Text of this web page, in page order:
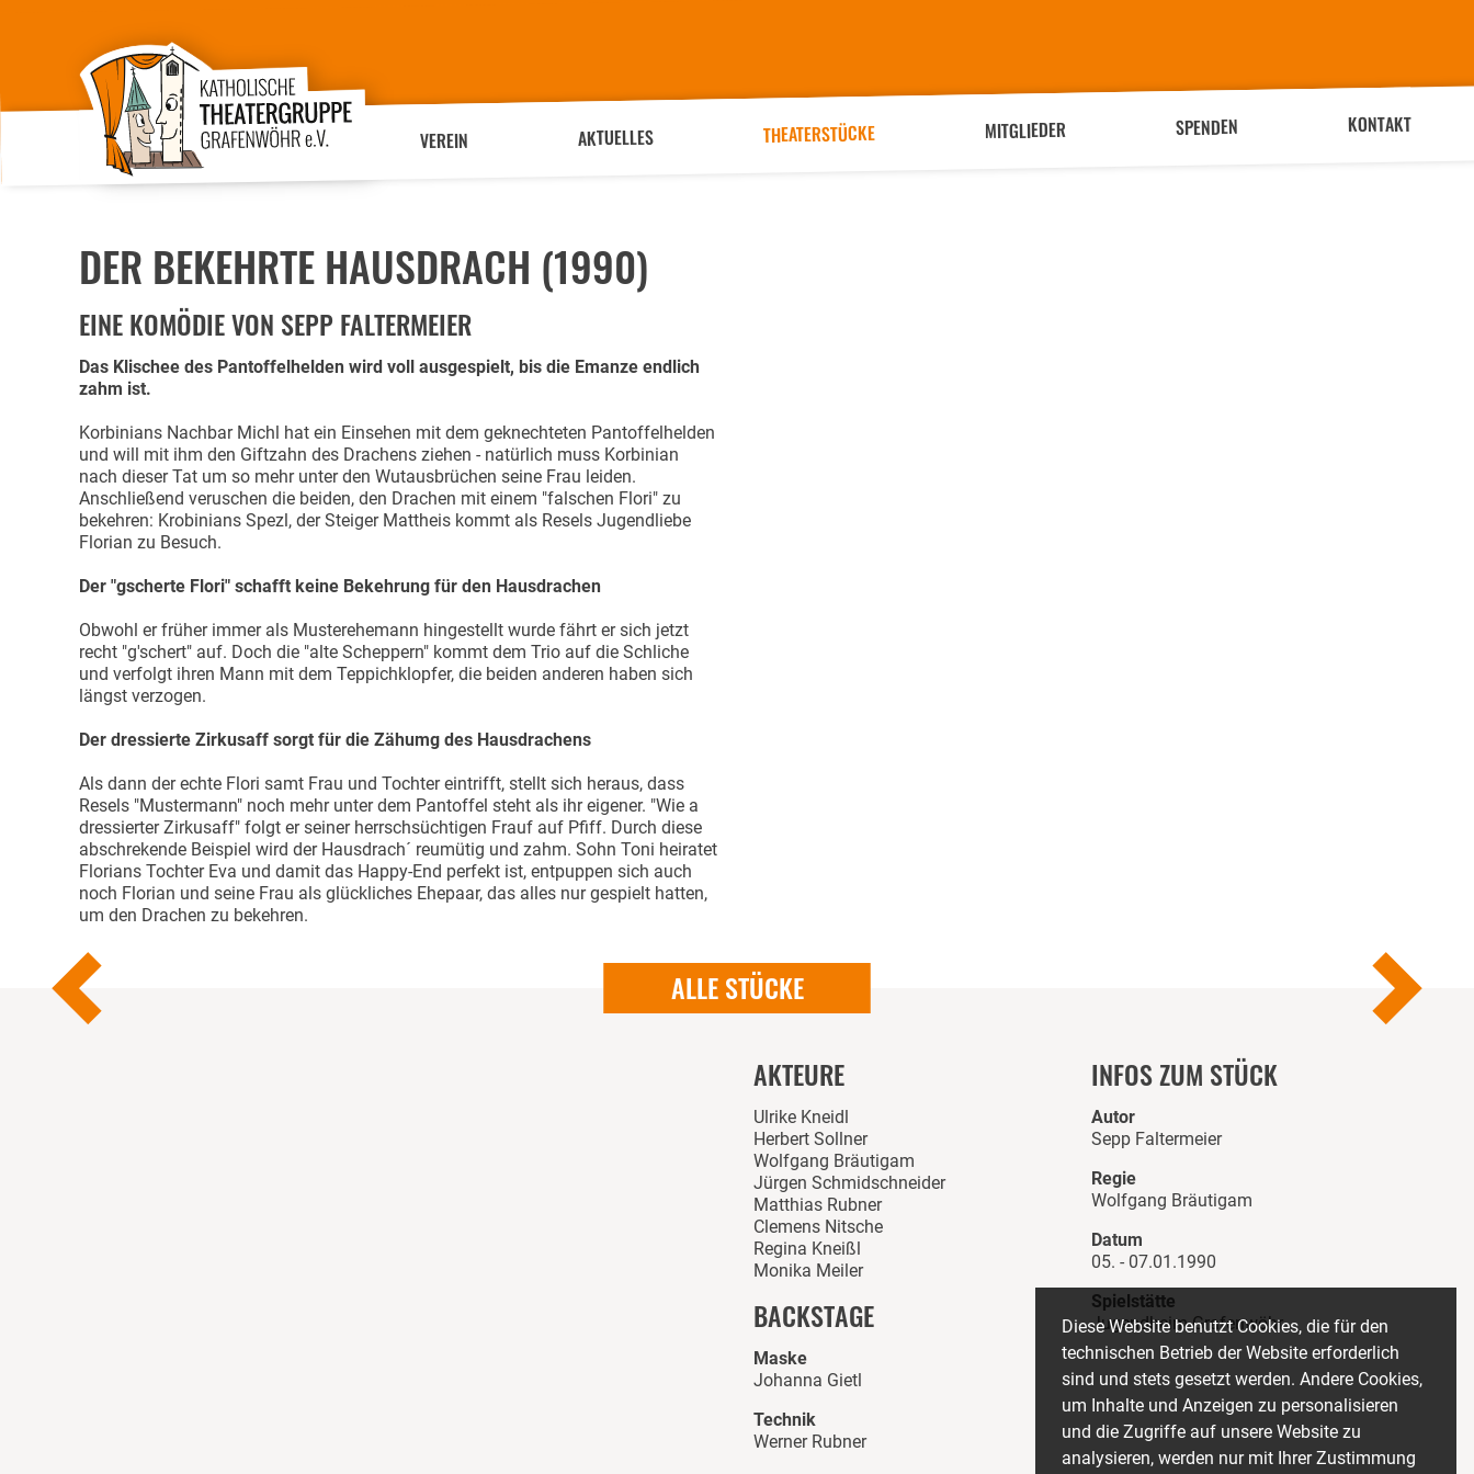
VEREIN AKTUELLES THEATERSTÜCKE MITGLIEDER SPENDEN KONTAKT
DER BEKEHRTE HAUSDRACH (1990)
EINE KOMÖDIE VON SEPP FALTERMEIER
Das Klischee des Pantoffelhelden wird voll ausgespielt, bis die Emanze endlich
zahm ist.
Korbinians Nachbar Michl hat ein Einsehen mit dem geknechteten Pantoffelhelden
und will mit ihm den Giftzahn des Drachens ziehen - natürlich muss Korbinian
nach dieser Tat um so mehr unter den Wutausbrüchen seine Frau leiden.
Anschließend veruschen die beiden, den Drachen mit einem "falschen Flori" zu
bekehren: Krobinians Spezl, der Steiger Mattheis kommt als Resels Jugendliebe
Florian zu Besuch.
Der "gscherte Flori" schafft keine Bekehrung für den Hausdrachen
Obwohl er früher immer als Musterehemann hingestellt wurde fährt er sich jetzt
recht "g'schert" auf. Doch die "alte Scheppern" kommt dem Trio auf die Schliche
und verfolgt ihren Mann mit dem Teppichklopfer, die beiden anderen haben sich
längst verzogen.
Der dressierte Zirkusaff sorgt für die Zähumg des Hausdrachens
Als dann der echte Flori samt Frau und Tochter eintrifft, stellt sich heraus, dass
Resels "Mustermann" noch mehr unter dem Pantoffel steht als ihr eigener. "Wie a
dressierter Zirkusaff" folgt er seiner herrschsüchtigen Frauf auf Pfiff. Durch diese
abschrekende Beispiel wird der Hausdrach´ reumütig und zahm. Sohn Toni heiratet
Florians Tochter Eva und damit das Happy-End perfekt ist, entpuppen sich auch
noch Florian und seine Frau als glückliches Ehepaar, das alles nur gespielt hatten,
um den Drachen zu bekehren.
ALLE STÜCKE
AKTEURE
Ulrike Kneidl
Herbert Sollner
Wolfgang Bräutigam
Jürgen Schmidschneider
Matthias Rubner
Clemens Nitsche
Regina Kneißl
Monika Meiler
BACKSTAGE
Maske
Johanna Gietl
Technik
Werner Rubner
INFOS ZUM STÜCK
Autor
Sepp Faltermeier
Regie
Wolfgang Bräutigam
Datum
05. - 07.01.1990
Spielstätte
Jugendheim Grafenwöhr
Diese Website benutzt Cookies, die für den
technischen Betrieb der Website erforderlich
sind und stets gesetzt werden. Andere Cookies,
um Inhalte und Anzeigen zu personalisieren
und die Zugriffe auf unsere Website zu
analysieren, werden nur mit Ihrer Zustimmung